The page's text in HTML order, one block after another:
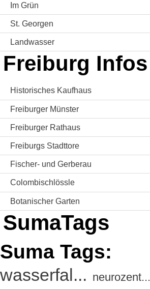
Im Grün
St. Georgen
Landwasser
Freiburg Infos
Historisches Kaufhaus
Freiburger Münster
Freiburger Rathaus
Freiburgs Stadttore
Fischer- und Gerberau
Colombischlössle
Botanischer Garten
SumaTags
Suma Tags:
wasserfal... neurozent...